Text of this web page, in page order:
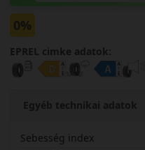
0%
EPREL cimke adatok:
Egyéb technikai adatok
Sebesség index